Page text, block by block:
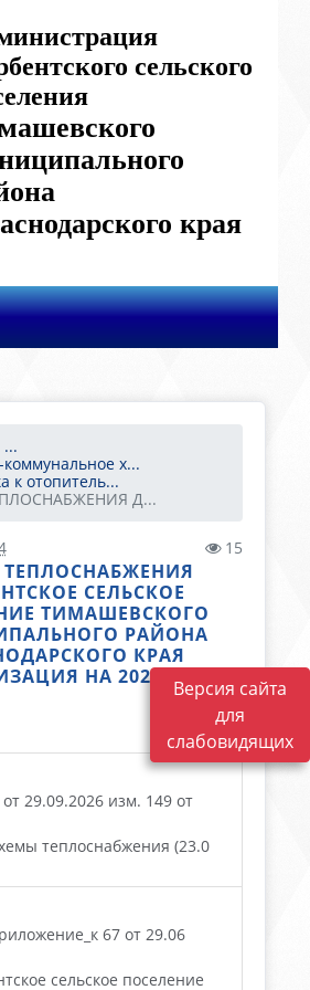
Версия сайта
для
слабовидящих
сельского
края
...
х...
к отопитель...
Д...
15
ТЕПЛОСНАБЖЕНИЯ
СЕЛЬСКОЕ
ТИМАШЕВСКОГО
РАЙОНА
КРАЯ
НА 2027 ГОД)
29.09.2026 изм. 149 от
теплоснабжения (23.0
67 от 29.06
сельское поселение